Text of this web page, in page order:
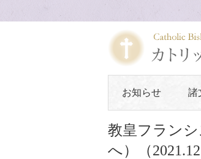
お知らせ 諸
教皇フラン
へ）（